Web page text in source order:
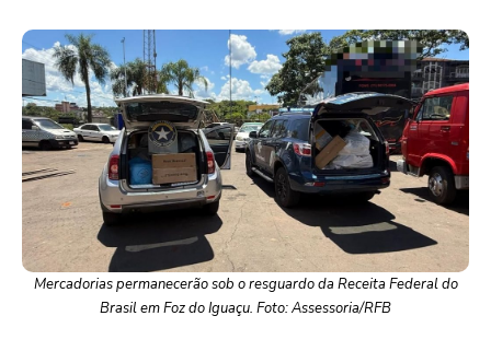
Mercadorias permanecerão sob o resguardo da Receita Federal do
Brasil em Foz do Iguaçu. Foto: Assessoria/RFB